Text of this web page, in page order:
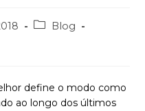
PostBlog
define o modo como
ao longo dos últimos